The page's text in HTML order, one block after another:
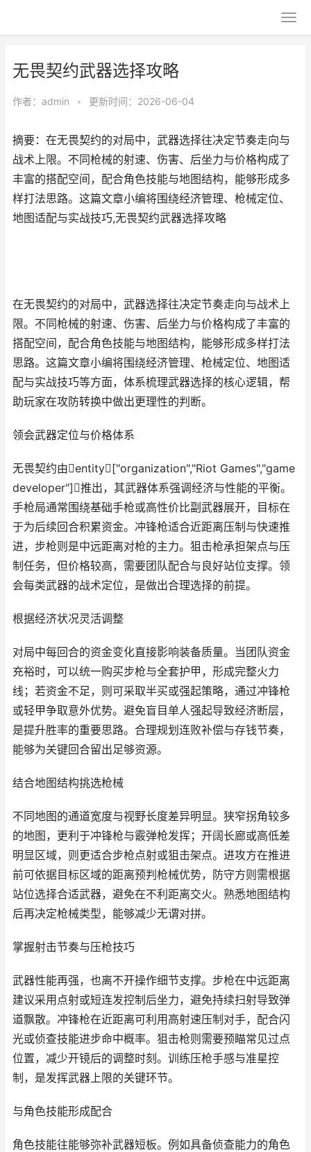
无畏契约武器选择攻略
作者： admin • 更新时间：2026-06-04
摘要：在无畏契约的对局中，武器选择往决定节奏走向与
战术上限。不同枪械的射速、伤害、后坐力与价格构成了
丰富的搭配空间，配合角色技能与地图结构，能够形成多
样打法思路。这篇文章小编将围绕经济管理、枪械定位、
地图适配与实战技巧,无畏契约武器选择攻略
在无畏契约的对局中，武器选择往决定节奏走向与战术上
限。不同枪械的射速、伤害、后坐力与价格构成了丰富的
搭配空间，配合角色技能与地图结构，能够形成多样打法
思路。这篇文章小编将围绕经济管理、枪械定位、地图适
配与实战技巧等方面，体系梳理武器选择的核心逻辑，帮
助玩家在攻防转换中做出更理性的判断。
领会武器定位与价格体系
无畏契约由entity["organization","Riot Games","game
developer"]推出，其武器体系强调经济与性能的平衡。
手枪局通常围绕基础手枪或高性价比副武器展开，目标在
于为后续回合积累资金。冲锋枪适合近距离压制与快速推
进，步枪则是中远距离对枪的主力。狙击枪承担架点与压
制任务，但价格较高，需要团队配合与良好站位支撑。领
会每类武器的战术定位，是做出合理选择的前提。
根据经济状况灵活调整
对局中每回合的资金变化直接影响装备质量。当团队资金
充裕时，可以统一购买步枪与全套护甲，形成完整火力
线；若资金不足，则可采取半买或强起策略，通过冲锋枪
或轻甲争取意外优势。避免盲目单人强起导致经济断层，
是提升胜率的重要思路。合理规划连败补偿与存钱节奏，
能够为关键回合留出足够资源。
结合地图结构挑选枪械
不同地图的通道宽度与视野长度差异明显。狭窄拐角较多
的地图，更利于冲锋枪与霰弹枪发挥；开阔长廊或高低差
明显区域，则更适合步枪点射或狙击架点。进攻方在推进
前可依据目标区域的距离预判枪械优势，防守方则需根据
站位选择合适武器，避免在不利距离交火。熟悉地图结构
后再决定枪械类型，能够减少无谓对拼。
掌握射击节奏与压枪技巧
武器性能再强，也离不开操作细节支撑。步枪在中远距离
建议采用点射或短连发控制后坐力，避免持续扫射导致弹
道飘散。冲锋枪在近距离可利用高射速压制对手，配合闪
光或侦查技能进步命中概率。狙击枪则需要预瞄常见过点
位置，减少开镜后的调整时刻。训练压枪手感与准星控
制，是发挥武器上限的关键环节。
与角色技能形成配合
角色技能往能够弥补武器短板。例如具备侦查能力的角色